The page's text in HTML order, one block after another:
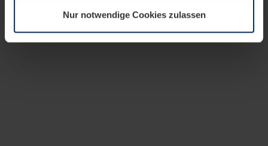
Datenschutzerklärungunserer Website ändern oder
widerrufen.
Nur notwendige Cookies zulassen